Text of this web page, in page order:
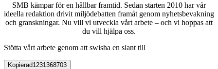
SMB kämpar för en hållbar framtid. Sedan starten 2010 har vår
ideella redaktion drivit miljödebatten framåt genom nyhetsbevakning
och granskningar. Nu vill vi utveckla vårt arbete – och vi hoppas att
du vill hjälpa oss.
Stötta vårt arbete genom att swisha en slant till
Kopierad1231368703